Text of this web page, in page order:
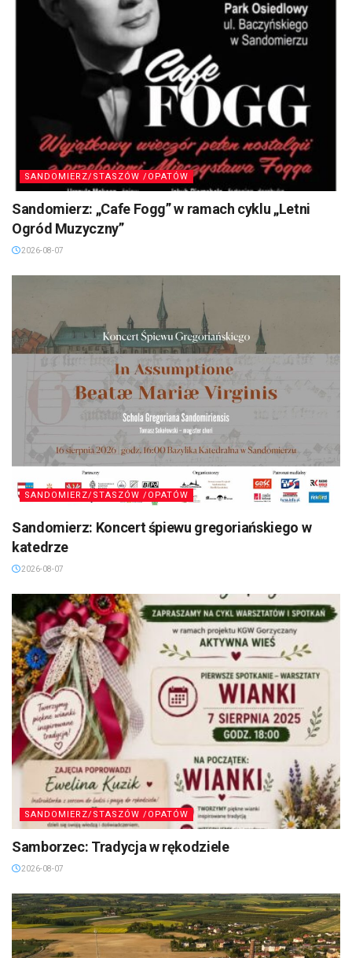
SANDOMIERZ/STASZÓW /OPATÓW
Sandomierz: „Cafe Fogg” w ramach cyklu „Letni
Ogród Muzyczny”
2026-08-07
SANDOMIERZ/STASZÓW /OPATÓW
Sandomierz: Koncert śpiewu gregoriańskiego w
katedrze
2026-08-07
SANDOMIERZ/STASZÓW /OPATÓW
Samborzec: Tradycja w rękodziele
2026-08-07